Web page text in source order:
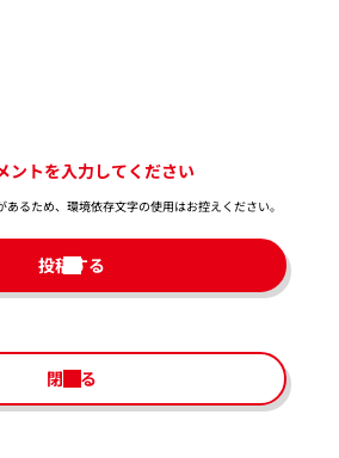
ントを入力してください
るため、環境依存文字の使用はお控えください。​
投稿する
閉じる